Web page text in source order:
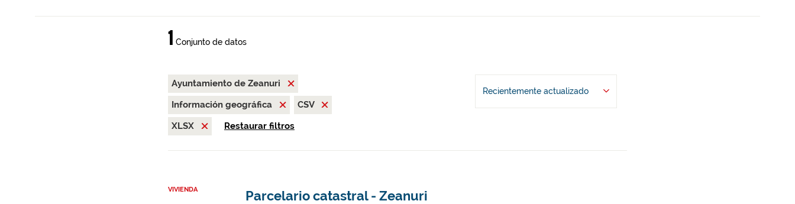
1 Conjunto de datos
Ayuntamiento de Zeanuri
Información geográfica
CSV
XLSX
Restaurar filtros
Recientemente actualizado
VIVIENDA Parcelario catastral - Zeanuri